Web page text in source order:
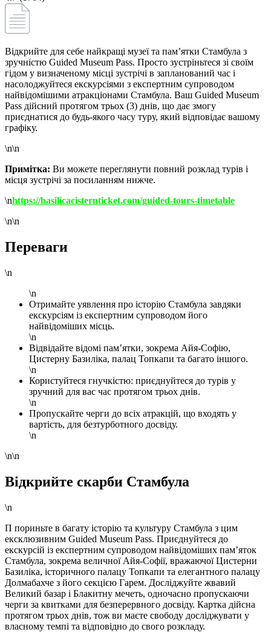
Відкрийте для себе найкращі музеї та пам’ятки Стамбула з
зручністю Guided Museum Pass. Просто зустріньтеся зі своїм
гідом у визначеному місці зустрічі в запланований час і
насолоджуйтеся екскурсіями з експертним супроводом
найвідомішими атракціонами Стамбула. Ваш Guided Museum
Pass дійсний протягом трьох (3) днів, що дає змогу
приєднатися до будь-якого часу туру, який відповідає вашому
графіку.
\n\n
Примітка: Ви можете переглянути повний розклад турів і
місця зустрічі за посиланням нижче.
\nhttps://basilicacisternticket.com/guided-tours-timetable
\n\n
Переваги
\n
\n
Отримайте уявлення про історію Стамбула завдяки
екскурсіям із експертним супроводом його
найвідоміших місць.
\n
Відвідайте відомі пам’ятки, зокрема Айя-Софію,
Цистерну Базиліка, палац Топкапи та багато іншого.
\n
Користуйтеся гнучкістю: приєднуйтеся до турів у
зручний для вас час протягом трьох днів.
\n
Пропускайте черги до всіх атракцій, що входять у
вартість, для безтурботного досвіду.
\n
\n\n
Відкрийте скарби Стамбула
\n
П пориньте в багату історію та культуру Стамбула з цим
ексклюзивним Guided Museum Pass. Приєднуйтеся до
екскурсій із експертним супроводом найвідоміших пам’яток
Стамбула, зокрема величної Айя-Софії, вражаючої Цистерни
Базиліка, історичного палацу Топкапи та елегантного палацу
Долмабахче з його секцією Гарем. Досліджуйте жвавий
Великий базар і Блакитну мечеть, одночасно пропускаючи
черги за квитками для безперервного досвіду. Картка дійсна
протягом трьох днів, тож ви маєте свободу досліджувати у
власному темпі та відповідно до свого розкладу.